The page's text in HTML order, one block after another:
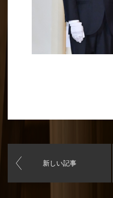
新しい記事